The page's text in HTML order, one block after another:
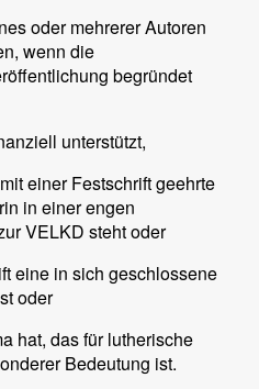
oder mehrerer Autoren
wenn die
begründet
unterstützt,
einer Festschrift geehrte
in einer engen
VELKD steht oder
eine in sich geschlossene
oder
hat, das für lutherische
Bedeutung ist.